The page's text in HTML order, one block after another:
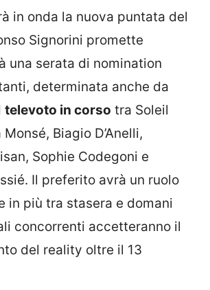
in onda la nuova puntata del
Signorini promette
una serata di nomination
determinata anche da
televoto in corso tra Soleil
Biagio D’Anelli,
Sophie Codegoni e
Il preferito avrà un ruolo
in più tra stasera e domani
concorrenti accetteranno il
del reality oltre il 13